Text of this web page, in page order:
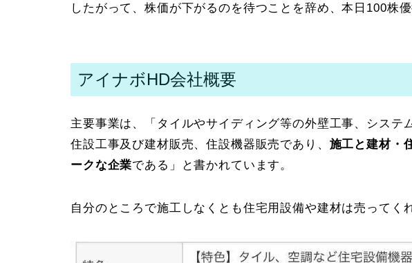
したがって、株価が下がるのを待つことを辞め、本日100株
アイナボHD会社概要
主要事業は、「タイルやサイディング等の外壁工事、システ
住設工事及び建材販売、住設機器販売であり、 施工と建材・
ークな企業である」と書かれています。
自分のところで施工しなくとも住宅用設備や建材は売ってく